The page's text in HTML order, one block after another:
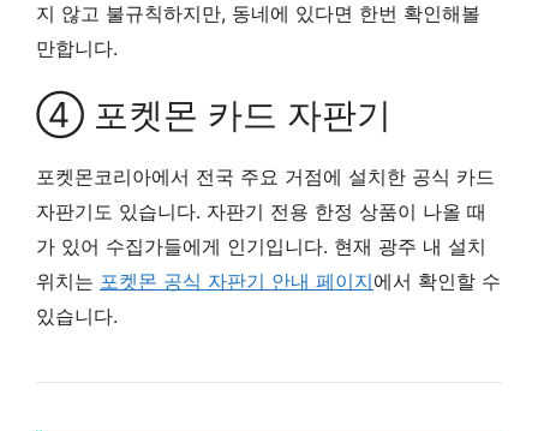
지 않고 불규칙하지만, 동네에 있다면 한번 확인해볼
만합니다.
④ 포켓몬 카드 자판기
포켓몬코리아에서 전국 주요 거점에 설치한 공식 카드
자판기도 있습니다. 자판기 전용 한정 상품이 나올 때
가 있어 수집가들에게 인기입니다. 현재 광주 내 설치
위치는 포켓몬 공식 자판기 안내 페이지에서 확인할 수
있습니다.